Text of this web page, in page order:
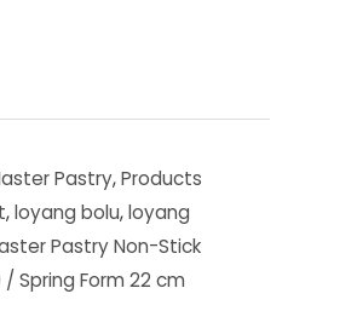
Pastry,Products
,loyang bolu,loyang
Pastry Non-Stick
/ Spring Form 22 cm